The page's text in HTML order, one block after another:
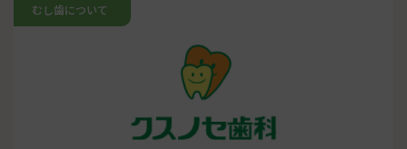
むし歯について